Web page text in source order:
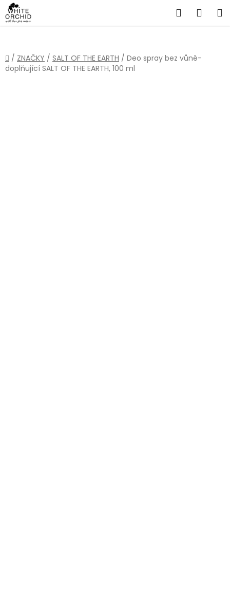
Přejít
na
obsah
Hledat
Domů
/ ZNAČKY / SALT OF THE EARTH / Deo spray bez vůně-
doplňující SALT OF THE EARTH, 100 ml